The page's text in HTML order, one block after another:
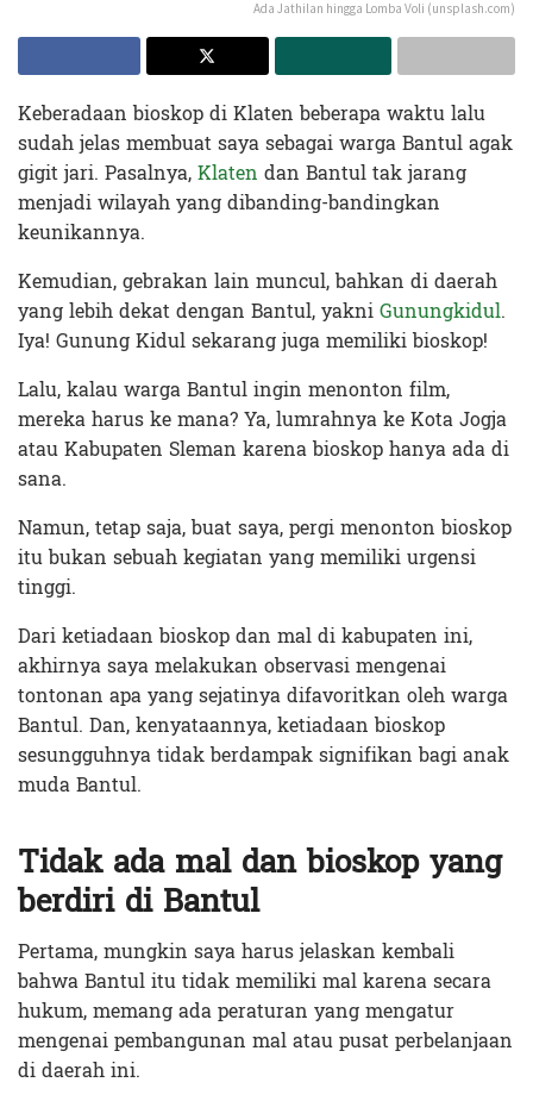
Ada Jathilan hingga Lomba Voli (unsplash.com)
Keberadaan bioskop di Klaten beberapa waktu lalu
sudah jelas membuat saya sebagai warga Bantul agak
gigit jari. Pasalnya,Klaten dan Bantul tak jarang
menjadi wilayah yang dibanding-bandingkan
keunikannya.
Kemudian, gebrakan lain muncul, bahkan di daerah
yang lebih dekat dengan Bantul, yakniGunungkidul.
Iya! Gunung Kidul sekarang juga memiliki bioskop!
Lalu, kalau warga Bantul ingin menonton film,
mereka harus ke mana? Ya, lumrahnya ke Kota Jogja
atau Kabupaten Sleman karena bioskop hanya ada di
sana.
Namun, tetap saja, buat saya, pergi menonton bioskop
itu bukan sebuah kegiatan yang memiliki urgensi
tinggi.
Dari ketiadaan bioskop dan mal di kabupaten ini,
akhirnya saya melakukan observasi mengenai
tontonan apa yang sejatinya difavoritkan oleh warga
Bantul. Dan, kenyataannya, ketiadaan bioskop
sesungguhnya tidak berdampak signifikan bagi anak
muda Bantul.
Tidak ada mal dan bioskop yang
berdiri di Bantul
Pertama, mungkin saya harus jelaskan kembali
bahwa Bantul itu tidak memiliki mal karena secara
hukum, memang ada peraturan yang mengatur
mengenai pembangunan mal atau pusat perbelanjaan
di daerah ini.